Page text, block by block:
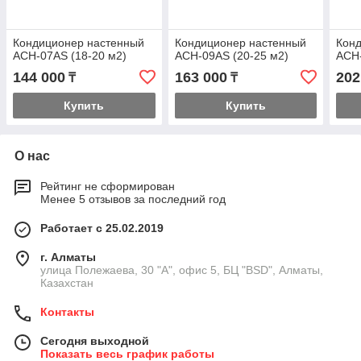
Кондиционер настенный
ACH-07AS (18-20 м2)
144 000 ₸
Купить
Кондиционер настенный
ACH-09AS (20-25 м2)
163 000₸
Купить
О нас
Рейтинг не сформирован
Менее 5 отзывов за последний год
Работает с 25.02.2019
г. Алматы
улица Полежаева, 30 "А", офис 5, БЦ "BSD", Алматы,
Казахстан
Контакты
Сегодня выходной
Показать весь график работы